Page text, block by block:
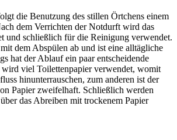
die Benutzung des stillen Örtchens einem
dem Verrichten der Notdurft wird das
und schließlich für die Reinigung verwendet.
dem Abspülen ab und ist eine alltägliche
hat der Ablauf ein paar entscheidende
viel Toilettenpapier verwendet, womit
hinunterrauschen, zum anderen ist der
Papier zweifelhaft. Schließlich werden
das Abreiben mit trockenem Papier